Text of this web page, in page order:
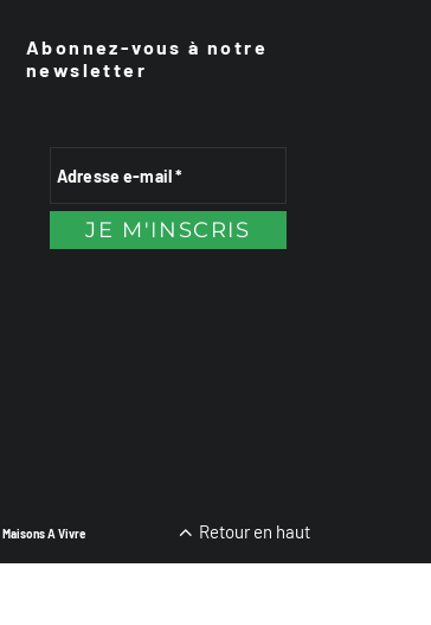
Abonnez-vous à notre
newsletter
Maisons A Vivre Retour en haut